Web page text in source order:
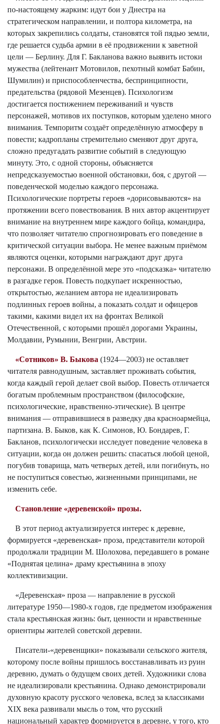
по-настоящему жарким: идут бои у Днестра на
стратегическом направлении, и полтора километра, на
которых закрепились солдаты, становятся той пядью земли,
где решается судьба армии в её продвижении к заветной
цели — Берлину. Для Г. Бакланова важно выявить истоки
мужества (лейтенант Мотовилов, пехотный комбат Бабин,
Шумилин) и приспособленчества, беспринципности,
предательства (рядовой Мезенцев). Психологизм
достигается постижением переживаний и чувств
персонажей, мотивов их поступков, которым уделено много
внимания. Темпоритм создаёт определённую атмосферу в
повести; кадропланы стремительно сменяют друг друга,
сложно предугадать развитие событий в следующую
минуту. Это, с одной стороны, объясняется
непредсказуемостью военной обстановки, боя, с другой —
поведенческой моделью каждого персонажа.
Психологические портреты героев «дорисовываются» на
протяжении всего повествования. В них автор акцентирует
внимание на внутреннем мире каждого бойца, командира,
что позволяет читателю спрогнозировать его поведение в
критической ситуации выбора. Не менее важным приёмом
являются оценки, которыми награждают друг друга
персонажи. В определённой мере это «подсказка» читателю
в разгадке героя. Повесть подкупает искренностью,
открытостью, желанием автора не идеализировать
подлинных героев войны, а показать солдат и офицеров
такими, какими видел их на фронтах Великой
Отечественной, с которыми прошёл дорогами Украины,
Молдавии, Румынии, Венгрии, Австрии.
«Сотников» В. Быкова (1924—2003) не оставляет
читателя равнодушным, заставляет проживать события,
когда каждый герой делает свой выбор. Повесть отличается
богатым проблемным пространством (философские,
психологические, нравственно-этические). В центре
внимания — отправившиеся в разведку два красноармейца,
партизана. В. Быков, как К. Симонов, Ю. Бондарев, Г.
Бакланов, психологически исследует поведение человека в
ситуации, когда он должен решить: спасаться любой ценой,
погубив товарища, мать четверых детей, или погибнуть, но
не поступиться совестью, жизненными принципами, не
изменить себе.
Становление «деревенской» прозы.
В этот период актуализируется интерес к деревне,
формируется «деревенская» проза, представители которой
продолжали традиции М. Шолохова, передавшего в романе
«Поднятая целина» драму крестьянина в эпоху
коллективизации.
«Деревенская» проза — направление в русской
литературе 1950—1980-х годов, где предметом изображения
стала крестьянская жизнь: быт, ценности и нравственные
ориентиры жителей советской деревни.
Писатели-«деревенщики» показывали сельского жителя,
которому после войны пришлось восстанавливать из руин
деревню, думать о будущем своих детей. Художники слова
не идеализировали крестьянина. Однако демонстрировали
духовную красоту русского человека, вслед за классиками
ХIХ века развивали мысль о том, что русский
национальный характер формируется в деревне, у того, кто